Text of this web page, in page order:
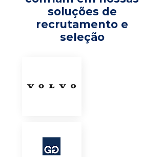
soluções de
recrutamento e
seleção